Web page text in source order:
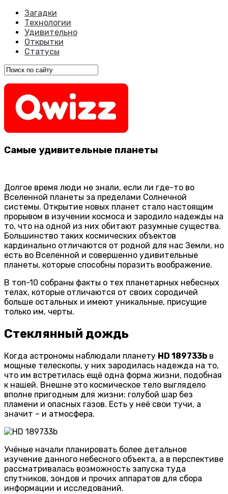
Загадки
Технологии
Удивительно
Открытки
Статусы
Самые удивительные планеты
Долгое время люди не знали, если ли где-то во
Вселенной планеты за пределами Солнечной
системы. Открытие новых планет стало настоящим
прорывом в изучении космоса и зародило надежды на
то, что на одной из них обитают разумные существа.
Большинство таких космических объектов
кардинально отличаются от родной для нас Земли, но
есть во Вселенной и совершенно удивительные
планеты, которые способны поразить воображение.
В топ-10 собраны факты о тех планетарных небесных
телах, которые отличаются от своих сородичей
больше остальных и имеют уникальные, присущие
только им, черты.
Стеклянный дождь
Когда астрономы наблюдали планету HD 189733b в
мощные телескопы, у них зародилась надежда на то,
что им встретилась ещё одна форма жизни, подобная
к нашей. Внешне это космическое тело выглядело
вполне пригодным для жизни: голубой шар без
пламени и опасных газов. Есть у неё свои тучи, а
значит – и атмосфера.
Учёные начали планировать более детальное
изучение данного небесного объекта, а в перспективе
рассматривалась возможность запуска туда
спутников, зондов и прочих аппаратов для сбора
информации и исследований.